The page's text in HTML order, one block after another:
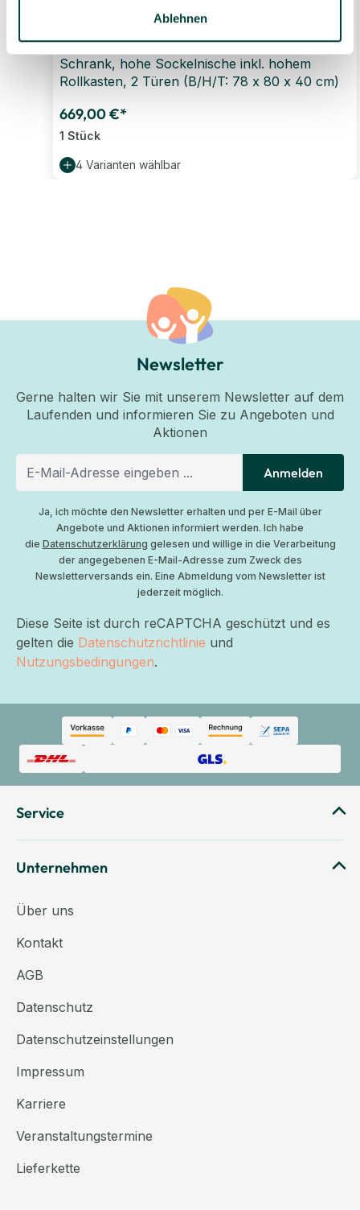
Ablehnen
Schrank, hohe Sockelnische inkl. hohem
Rollkasten, 2 Türen (B/H/T: 78 x 80 x 40 cm)
669,00 €*
1 Stück
4 Varianten wählbar
Newsletter
Gerne halten wir Sie mit unserem Newsletter auf dem
Laufenden und informieren Sie zu Angeboten und
Aktionen
Anmelden
Ja, ich möchte den Newsletter erhalten und per E-Mail über
Angebote und Aktionen informiert werden. Ich habe
die Datenschutzerklärung gelesen und willige in die Verarbeitung
der angegebenen E-Mail-Adresse zum Zweck des
Newsletterversands ein. Eine Abmeldung vom Newsletter ist
jederzeit möglich.
Diese Seite ist durch reCAPTCHA geschützt und es
gelten die Datenschutzrichtlinie und
Nutzungsbedingungen.
Service
Unternehmen
Über uns
Kontakt
AGB
Datenschutz
Datenschutzeinstellungen
Impressum
Karriere
Veranstaltungstermine
Lieferkette